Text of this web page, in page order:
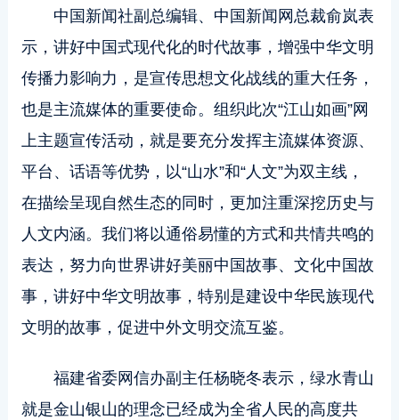
中国新闻社副总编辑、中国新闻网总裁俞岚表
示，讲好中国式现代化的时代故事，增强中华文明
传播力影响力，是宣传思想文化战线的重大任务，
也是主流媒体的重要使命。组织此次“江山如画”网
上主题宣传活动，就是要充分发挥主流媒体资源、
平台、话语等优势，以“山水”和“人文”为双主线，
在描绘呈现自然生态的同时，更加注重深挖历史与
人文内涵。我们将以通俗易懂的方式和共情共鸣的
表达，努力向世界讲好美丽中国故事、文化中国故
事，讲好中华文明故事，特别是建设中华民族现代
文明的故事，促进中外文明交流互鉴。
福建省委网信办副主任杨晓冬表示，绿水青山
就是金山银山的理念已经成为全省人民的高度共